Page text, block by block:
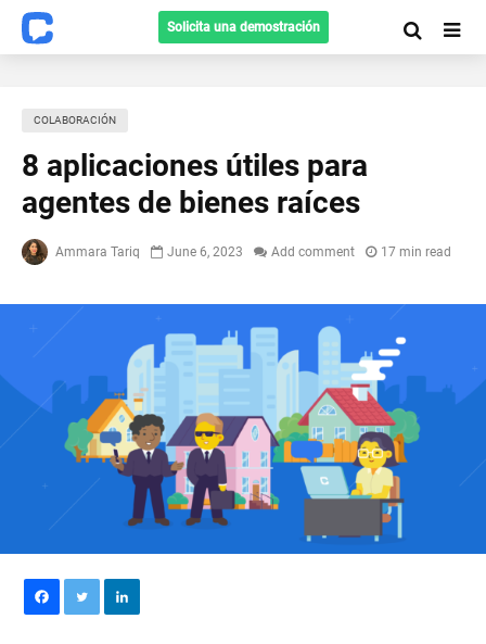
Solicita una demostración
СOLABORACIÓN
8 aplicaciones útiles para
agentes de bienes raíces
Ammara Tariq June 6, 2023 Add comment 17 min read